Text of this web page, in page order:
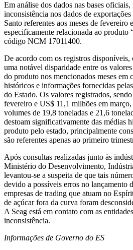
Em análise dos dados nas bases oficiais,
inconsistência nos dados de
Santo referentes aos meses de fevereiro
especificamente relacionada ao produto
código NCM 17011400.
De acordo com os registros disponíveis,
uma notável disparidade entre os
do produto nos mencionados meses em
históricos e informações fornecidas
do Estado. Os valores registrados,
fevereiro e US$ 11,1 milhões em
volumes de 19,8 toneladas e 21,6
destoam significativamente das médias
produto pelo estado, principalmente
são referentes apenas ao primeiro
Após consultas realizadas junto às
Ministério do Desenvolvimento,
levantou-se a suspeita de que tais
devido a possíveis erros no lançamento
empresas de trading que atuam no
de açúcar fora da curva foram
A Seag está em contato com as
inconsistência.
Informações de Governo do ES